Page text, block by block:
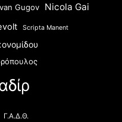
Gugov Nicola Gai
Scripta Manent
Γ.Α.Δ.Θ.